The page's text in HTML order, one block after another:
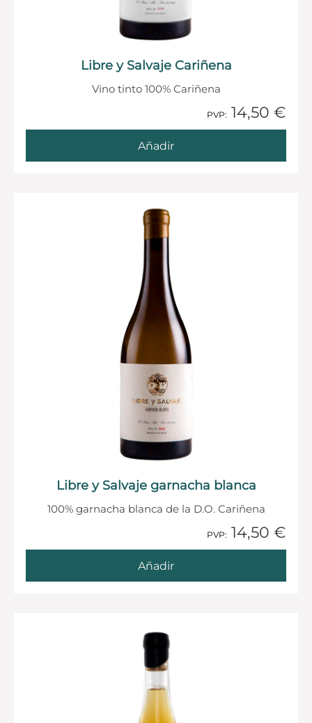
Libre y Salvaje Cariñena
Vino tinto 100% Cariñena
PVP: 14,50 €
Añadir
Libre y Salvaje garnacha blanca
100% garnacha blanca de la D.O. Cariñena
PVP: 14,50 €
Añadir